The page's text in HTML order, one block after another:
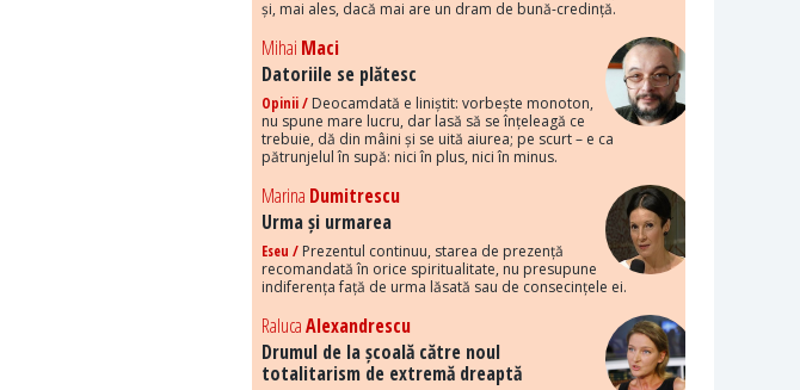
și, mai ales, dacă mai are un dram de bună-credință.
Mihai Maci
Datoriile se plătesc
Opinii / Deocamdată e liniștit: vorbește monoton,
nu spune mare lucru, dar lasă să se înțeleagă ce
trebuie, dă din mâini și se uită aiurea; pe scurt – e ca
pătrunjelul în supă: nici în plus, nici în minus.
Marina Dumitrescu
Urma și urmarea
Eseu / Prezentul continuu, starea de prezență
recomandată în orice spiritualitate, nu presupune
indiferența față de urma lăsată sau de consecințele ei.
RalucaAlexandrescu
Drumul de la școală către noul
totalitarism de extremă dreaptă